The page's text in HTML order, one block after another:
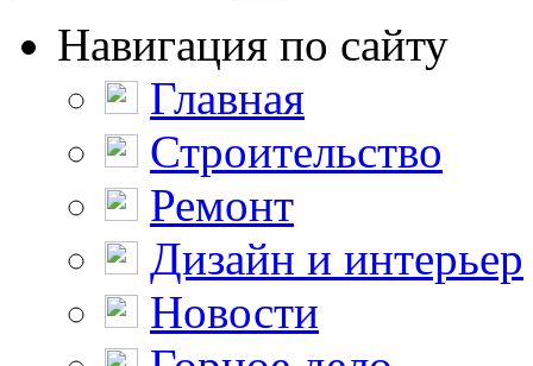
Навигация по сайту
Главная
Строительство
Ремонт
Дизайн и интерьер
Новости